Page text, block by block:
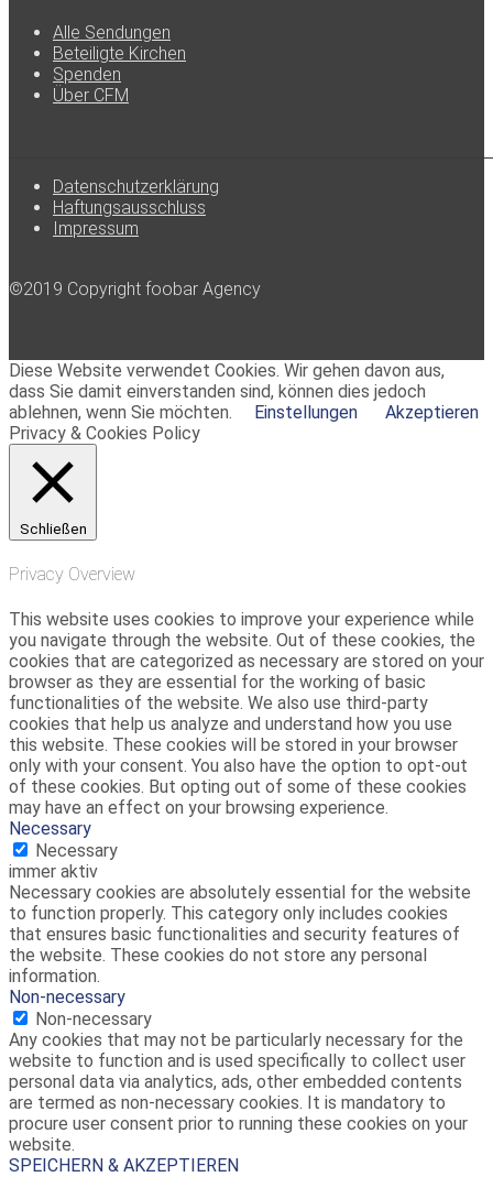
Alle Sendungen
Beteiligte Kirchen
Spenden
Über CFM
Datenschutzerklärung
Haftungsausschluss
Impressum
©2019 Copyright foobar Agency
Diese Website verwendet Cookies. Wir gehen davon aus,
dass Sie damit einverstanden sind, können dies jedoch
ablehnen, wenn Sie möchten.
Einstellungen
Akzeptieren
Privacy & Cookies Policy
Schließen
Privacy Overview
This website uses cookies to improve your experience while
you navigate through the website. Out of these cookies, the
cookies that are categorized as necessary are stored on your
browser as they are essential for the working of basic
functionalities of the website. We also use third-party
cookies that help us analyze and understand how you use
this website. These cookies will be stored in your browser
only with your consent. You also have the option to opt-out
of these cookies. But opting out of some of these cookies
may have an effect on your browsing experience.
Necessary
Necessary
immer aktiv
Necessary cookies are absolutely essential for the website
to function properly. This category only includes cookies
that ensures basic functionalities and security features of
the website. These cookies do not store any personal
information.
Non-necessary
Non-necessary
Any cookies that may not be particularly necessary for the
website to function and is used specifically to collect user
personal data via analytics, ads, other embedded contents
are termed as non-necessary cookies. It is mandatory to
procure user consent prior to running these cookies on your
website.
SPEICHERN & AKZEPTIEREN